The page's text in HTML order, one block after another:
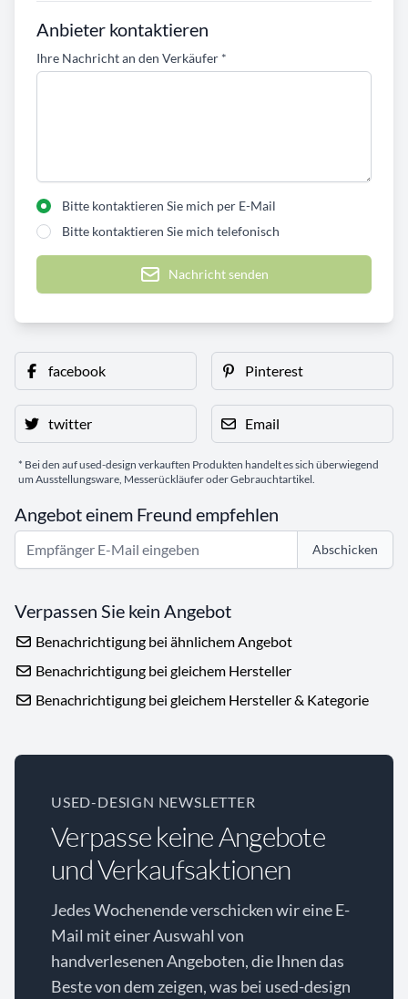
Anbieter kontaktieren
Ihre Nachricht an den Verkäufer *
Bitte kontaktieren Sie mich per E-Mail
Bitte kontaktieren Sie mich telefonisch
Nachricht senden
facebook Pinterest
twitter Email
* Bei den auf used-design verkauften Produkten handelt es sich überwiegend
um Ausstellungsware, Messerückläufer oder Gebrauchtartikel.
Angebot einem Freund empfehlen
Abschicken
Verpassen Sie kein Angebot
Benachrichtigung bei ähnlichem Angebot
Benachrichtigung bei gleichem Hersteller
Benachrichtigung bei gleichem Hersteller & Kategorie
USED-DESIGN NEWSLETTER
Verpasse keine Angebote
und Verkaufsaktionen
Jedes Wochenende verschicken wir eine E-
Mail mit einer Auswahl von
handverlesenen Angeboten, die Ihnen das
Beste von dem zeigen, was bei used-design